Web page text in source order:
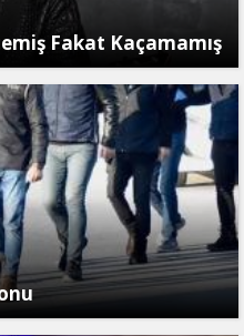
Fakat Kaçamamış